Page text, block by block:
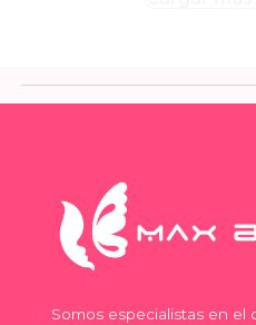
Somos especialistas en el